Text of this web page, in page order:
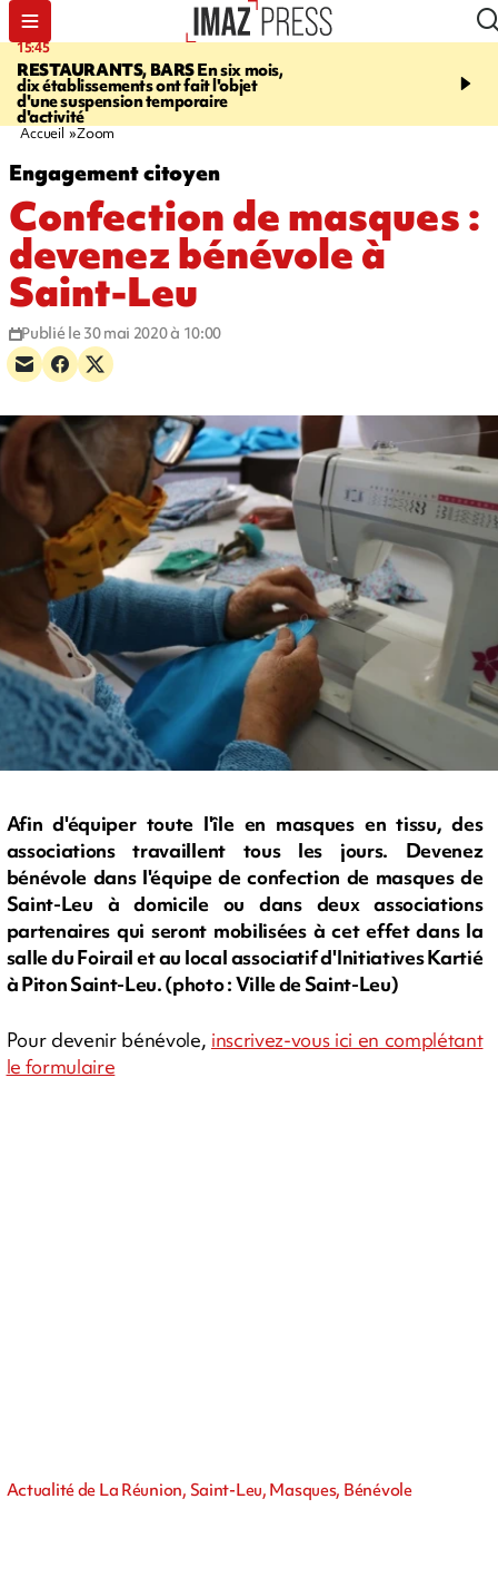
15:45
RESTAURANTS, BARSEn six mois,
dix établissements ont fait l'objet
d'une suspension temporaire
d'activité
17:17
Angeles, un homme vit
Accueil Zoom
Engagement citoyen
Confection de masques :
devenez bénévole à
Saint-Leu
Publié le 30 mai 2020 à 10:00
Afin d'équiper toute l'île en masques en tissu, des
associations travaillent tous les jours. Devenez
bénévole dans l'équipe de confection de masques de
Saint-Leu à domicile ou dans deux associations
partenaires qui seront mobilisées à cet effet dans la
salle du Foirail et au local associatif d'Initiatives Kartié
à Piton Saint-Leu. (photo : Ville de Saint-Leu)
Pour devenir bénévole, inscrivez-vous ici en complétant
le formulaire
Actualité de La Réunion, Saint-Leu, Masques, Bénévole